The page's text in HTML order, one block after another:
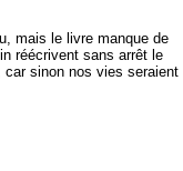
mais le livre manque de
réécrivent sans arrêt le
car sinon nos vies seraient